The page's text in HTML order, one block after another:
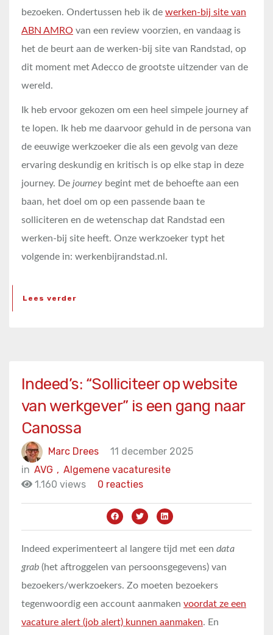
bezoeken. Ondertussen heb ik de werken-bij site van
ABN AMRO van een review voorzien, en vandaag is
het de beurt aan de werken-bij site van Randstad, op
dit moment met Adecco de grootste uitzender van de
wereld.
Ik heb ervoor gekozen om een heel simpele journey af
te lopen. Ik heb me daarvoor gehuld in de persona van
de eeuwige werkzoeker die als een gevolg van deze
ervaring deskundig en kritisch is op elke stap in deze
journey. De journey begint met de behoefte aan een
baan, het doel om op een passende baan te
solliciteren en de wetenschap dat Randstad een
werken-bij site heeft. Onze werkzoeker typt het
volgende in: werkenbijrandstad.nl.
Lees verder
Indeed’s: “Solliciteer op website
van werkgever” is een gang naar
Canossa
Marc Drees
11 december 2025
in
Algemene vacaturesite
AVG ,
1.160 views
0 reacties
Indeed experimenteert al langere tijd met een data
grab (het aftroggelen van persoonsgegevens) van
bezoekers/werkzoekers. Zo moeten bezoekers
tegenwoordig een account aanmaken voordat ze een
vacature alert (job alert) kunnen aanmaken. En